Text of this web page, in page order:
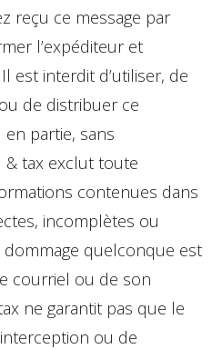
reçu ce message par
l’expéditeur et
est interdit d’utiliser, de
de distribuer ce
partie, sans
& tax exclut toute
contenues dans
incomplètes ou
dommage quelconque est
courriel ou de son
ne garantit pas que le
ou de